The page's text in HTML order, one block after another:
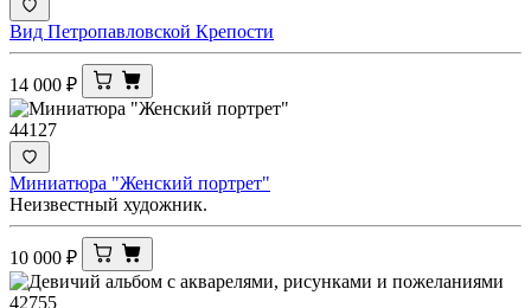
Вид Петропавловской Крепости
14 000 ₽
44127
Миниатюра "Женский портрет"
Неизвестный художник.
10 000 ₽
42755